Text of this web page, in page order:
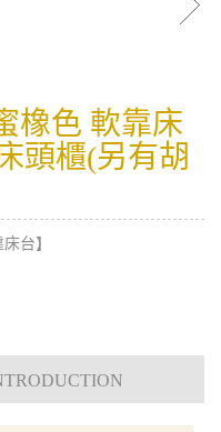
橡色 軟靠床
頭櫃(另有胡
台】